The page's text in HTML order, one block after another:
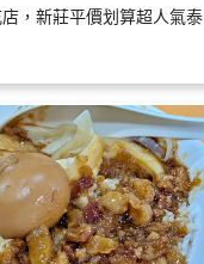
，新莊平價划算超人氣泰